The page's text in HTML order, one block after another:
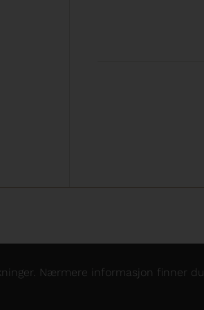
Nærmere informasjon finner du